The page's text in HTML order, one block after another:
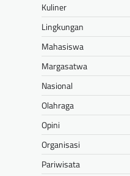
Kuliner
Lingkungan
Mahasiswa
Margasatwa
Nasional
Olahraga
Opini
Organisasi
Pariwisata